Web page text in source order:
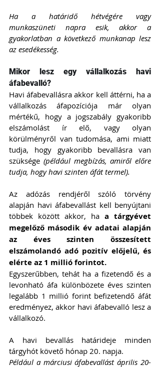
Ha a határidő hétvégére vagy
munkaszüneti napra esik, akkor a
gyakorlatban a következő munkanap lesz
az esedékesség.
Mikor lesz egy vállalkozás havi
áfabevalló?
Havi áfabevallásra akkor kell áttérni, ha a
vállalkozás áfapozíciója már olyan
mértékű, hogy a jogszabály gyakoribb
elszámolást ír elő, vagy olyan
körülményről van tudomása, ami miatt
tudja, hogy gyakoribb bevallásra van
szüksége (például megbízás, amiről előre
tudja, hogy havi szinten áfát termel).
Az adózás rendjéről szóló törvény
alapján havi áfabevallást kell benyújtani
többek között akkor, ha a tárgyévet
megelőző második év adatai alapján
az éves szinten összesített
elszámolandó adó pozitív előjelű, és
elérte az 1 millió forintot.
Egyszerűbben, tehát ha a fizetendő és a
levonható áfa különbözete éves szinten
legalább 1 millió forint befizetendő áfát
eredményez, akkor havi áfabevalló lesz a
vállalkozó.
A havi bevallás határideje minden
tárgyhót követő hónap 20. napja.
Például a márciusi áfabevallást április 20-